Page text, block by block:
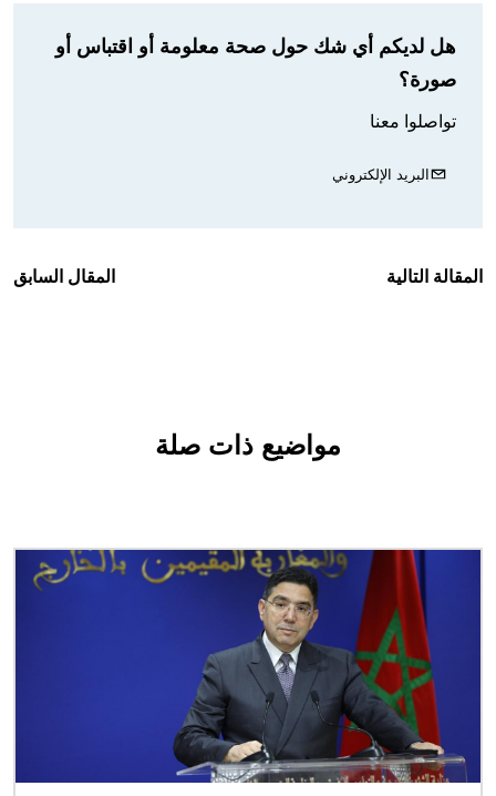
هل لديكم أي شك حول صحة معلومة أو اقتباس أو
صورة؟
تواصلوا معنا
البريد الإلكتروني
المقالة التالية المقال السابق
مواضيع ذات صلة